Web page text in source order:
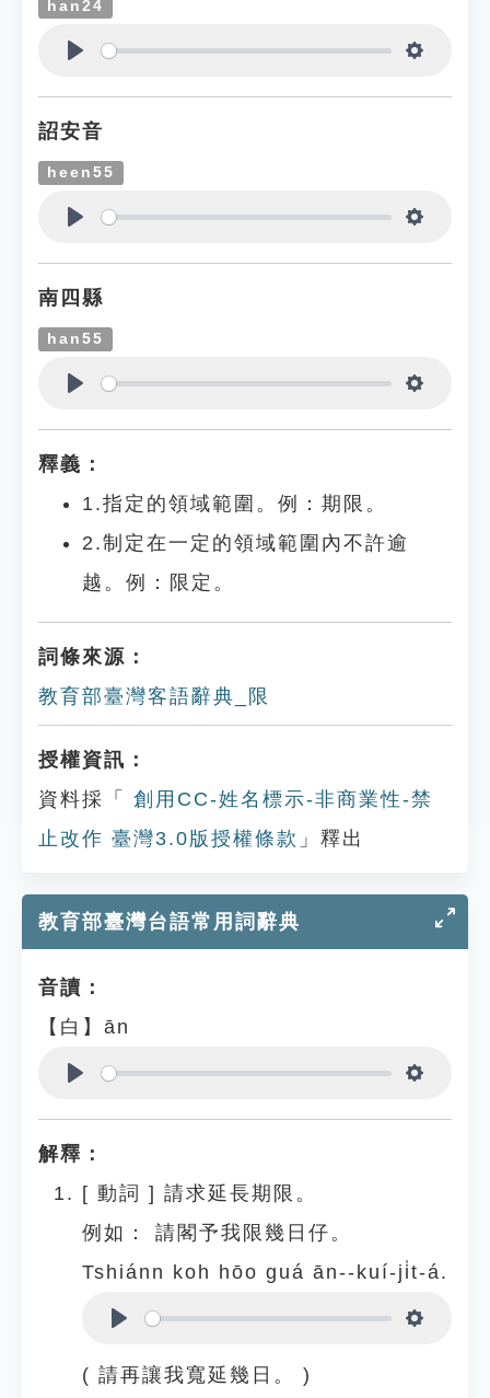
han24
詔安音
heen55
南四縣
han55
釋義：
1.指定的領域範圍。例：期限。
2.制定在一定的領域範圍內不許逾
越。例：限定。
詞條來源：
教育部臺灣客語辭典_限
授權資訊：
資料採「
創用CC-姓名標示-非商業性-禁
止改作 臺灣3.0版授權條款 」釋出
教育部臺灣台語常用詞辭典
音讀：
【白】ān
解釋：
[ 動詞 ] 請求延長期限。
例如：
請閣予我限幾日仔。
Tshiánn koh hōo guá ān--kuí-ji̍t-á.
( 請再讓我寬延幾日。 )